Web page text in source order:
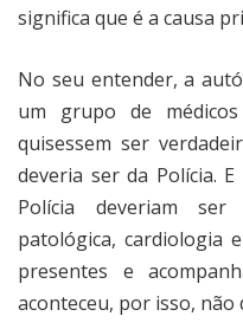
significa que é a causa
No seu entender, a
um grupo de médicos
quisessem ser
deveria ser da Polícia.
Polícia deveriam ser
patológica, cardiologia
presentes e
aconteceu, por isso, não